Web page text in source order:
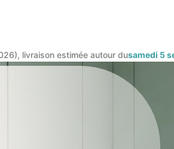
privées exclusivesréservées aux membres